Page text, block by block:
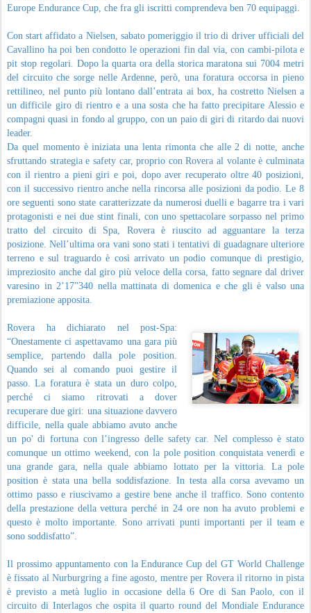
Europe Endurance Cup, che fra gli iscritti comprendeva ben 70 equipaggi.
Con start affidato a Nielsen, sabato pomeriggio il trio di driver ufficiali del
Cavallino ha poi ben condotto le operazioni fin dal via, con cambi-pilota e
pit stop regolari. Dopo la quarta ora della storica maratona sui 7004 metri
del circuito che sorge nelle Ardenne, però, una foratura occorsa in pieno
rettilineo, nel punto più lontano dall’entrata ai box, ha costretto Nielsen a
un difficile giro di rientro e a una sosta che ha fatto precipitare Alessio e
compagni quasi in fondo al gruppo, con un paio di giri di ritardo dai nuovi
leader.
Da quel momento è iniziata una lenta rimonta che alle 2 di notte, anche
sfruttando strategia e safety car, proprio con Rovera al volante è culminata
con il rientro a pieni giri e poi, dopo aver recuperato oltre 40 posizioni,
con il successivo rientro anche nella rincorsa alle posizioni da podio. Le 8
ore seguenti sono state caratterizzate da numerosi duelli e bagarre tra i vari
protagonisti e nei due stint finali, con uno spettacolare sorpasso nel primo
tratto del circuito di Spa, Rovera è riuscito ad agguantare la terza
posizione. Nell’ultima ora vani sono stati i tentativi di guadagnare ulteriore
terreno e sul traguardo è così arrivato un podio comunque di prestigio,
impreziosito anche dal giro più veloce della corsa, fatto segnare dal driver
varesino in 2’17”340 nella mattinata di domenica e che gli è valso una
premiazione apposita.
Rovera ha dichiarato nel post-Spa:
“Onestamente ci aspettavamo una gara più
semplice, partendo dalla pole position.
Quando sei al comando puoi gestire il
passo. La foratura è stata un duro colpo,
perché ci siamo ritrovati a dover
recuperare due giri: una situazione davvero
difficile, nella quale abbiamo avuto anche
un po' di fortuna con l’ingresso delle safety car. Nel complesso è stato
comunque un ottimo weekend, con la pole position conquistata venerdì e
una grande gara, nella quale abbiamo lottato per la vittoria. La pole
position è stata una bella soddisfazione. In testa alla corsa avevamo un
ottimo passo e riuscivamo a gestire bene anche il traffico. Sono contento
della prestazione della vettura perché in 24 ore non ha avuto problemi e
questo è molto importante. Sono arrivati punti importanti per il team e
sono soddisfatto”.
Il prossimo appuntamento con la Endurance Cup del GT World Challenge
è fissato al Nurburgring a fine agosto, mentre per Rovera il ritorno in pista
è previsto a metà luglio in occasione della 6 Ore di San Paolo, con il
circuito di Interlagos che ospita il quarto round del Mondiale Endurance